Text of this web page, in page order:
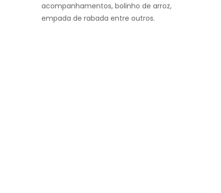
acompanhamentos, bolinho de arroz,
empada de rabada entre outros.